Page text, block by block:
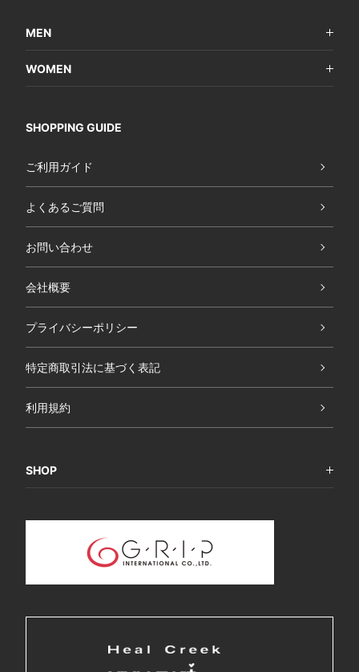
MEN
WOMEN
SHOPPING GUIDE
ご利用ガイド
よくあるご質問
お問い合わせ
会社概要
プライバシーポリシー
特定商取引法に基づく表記
利用規約
SHOP